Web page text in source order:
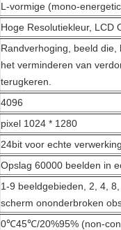
L-vormige (mono-
Hoge Resolutiekleur, LCD
Randverhoging, beeld
het verminderen van
terugkeren.
4096
pixel 1024 * 1280
24bit voor echte
Opslag 60000 beelden in
1-9 beeldgebieden, 2, 4,
scherm ononderbroken
0℃45℃/20%95% (non-